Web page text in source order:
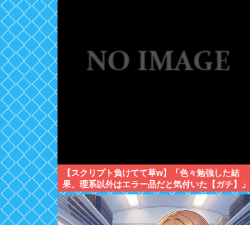
【スクリプト負けてて草w】「色々勉強した結
果、理系以外はエラー品だと気付いた【ガチ】」
について、もっと具体的に話そうか